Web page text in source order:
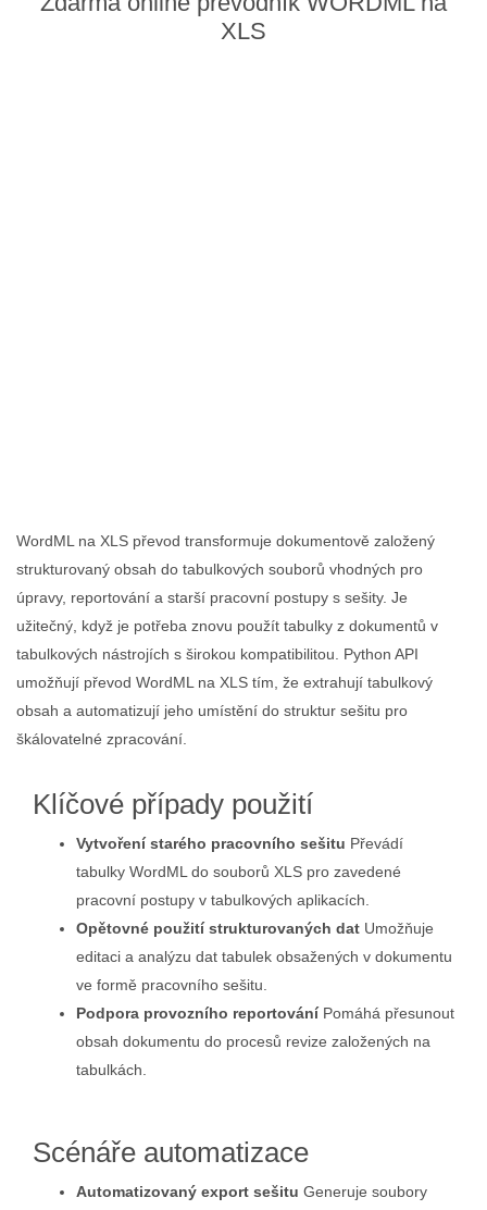
XLS
WordML na XLS převod transformuje dokumentově založený
strukturovaný obsah do tabulkových souborů vhodných pro
úpravy, reportování a starší pracovní postupy s sešity. Je
užitečný, když je potřeba znovu použít tabulky z dokumentů v
tabulkových nástrojích s širokou kompatibilitou. Python API
umožňují převod WordML na XLS tím, že extrahují tabulkový
obsah a automatizují jeho umístění do struktur sešitu pro
škálovatelné zpracování.
Klíčové případy použití
Vytvoření starého pracovního sešitu Převádí
tabulky WordML do souborů XLS pro zavedené
pracovní postupy v tabulkových aplikacích.
Opětovné použití strukturovaných dat Umožňuje
editaci a analýzu dat tabulek obsažených v dokumentu
ve formě pracovního sešitu.
Podpora provozního reportováníPomáhá přesunout
obsah dokumentu do procesů revize založených na
tabulkách.
Scénáře automatizace
Automatizovaný export sešitu Generuje soubory